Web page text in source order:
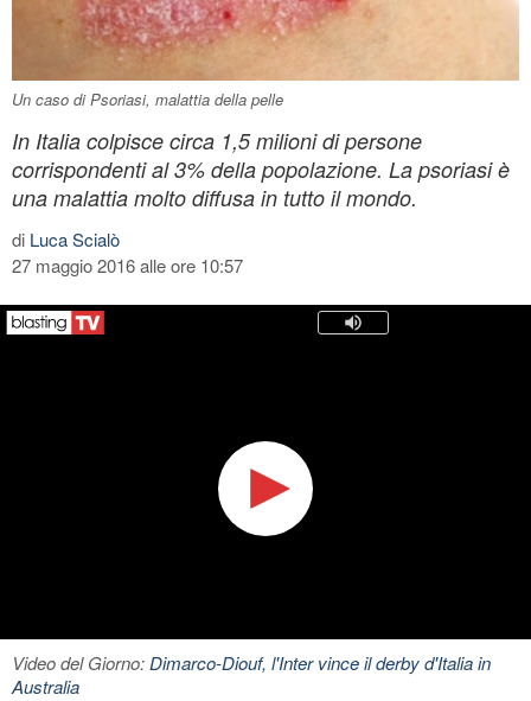
Un caso di Psoriasi, malattia della pelle
In Italia colpisce circa 1,5 milioni di persone
corrispondenti al 3% della popolazione. La psoriasi è
una malattia molto diffusa in tutto il mondo.
di Luca Scialò
27 maggio 2016 alle ore 10:57
Video del Giorno:Dimarco-Diouf, l'Inter vince il derby d'Italia in
Australia